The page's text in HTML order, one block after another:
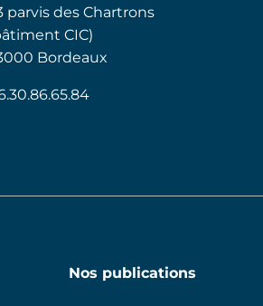
parvis des Chartrons
CIC)
Bordeaux
Nos publications